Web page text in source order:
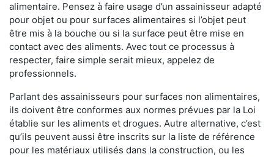
alimentaire. Pensez à faire usage d’un assainisseur adapté
pour objet ou pour surfaces alimentaires si l’objet peut
être mis à la bouche ou si la surface peut être mise en
contact avec des aliments. Avec tout ce processus à
respecter, faire simple serait mieux, appelez de
professionnels.
Parlant des assainisseurs pour surfaces non alimentaires,
ils doivent être conformes aux normes prévues par la Loi
établie sur les aliments et drogues. Autre alternative, c’est
qu’ils peuvent aussi être inscrits sur la liste de référence
pour les matériaux utilisés dans la construction, ou les